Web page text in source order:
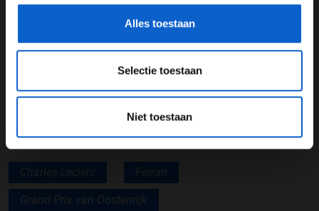
Alles toestaan
Selectie toestaan
Niet toestaan
Lees ook:Leclerc te snel voor Verstappen tijdens
Grand Prix van Oostenrijk
Lees ook:Max Verstappen: Tweede is nog steeds een
Lees ook:Lewis Hamilton na tweede podium op rij: Dit
had ik zeker niet verwacht
Charles Leclerc Ferrari
Grand Prix van Oostenrijk